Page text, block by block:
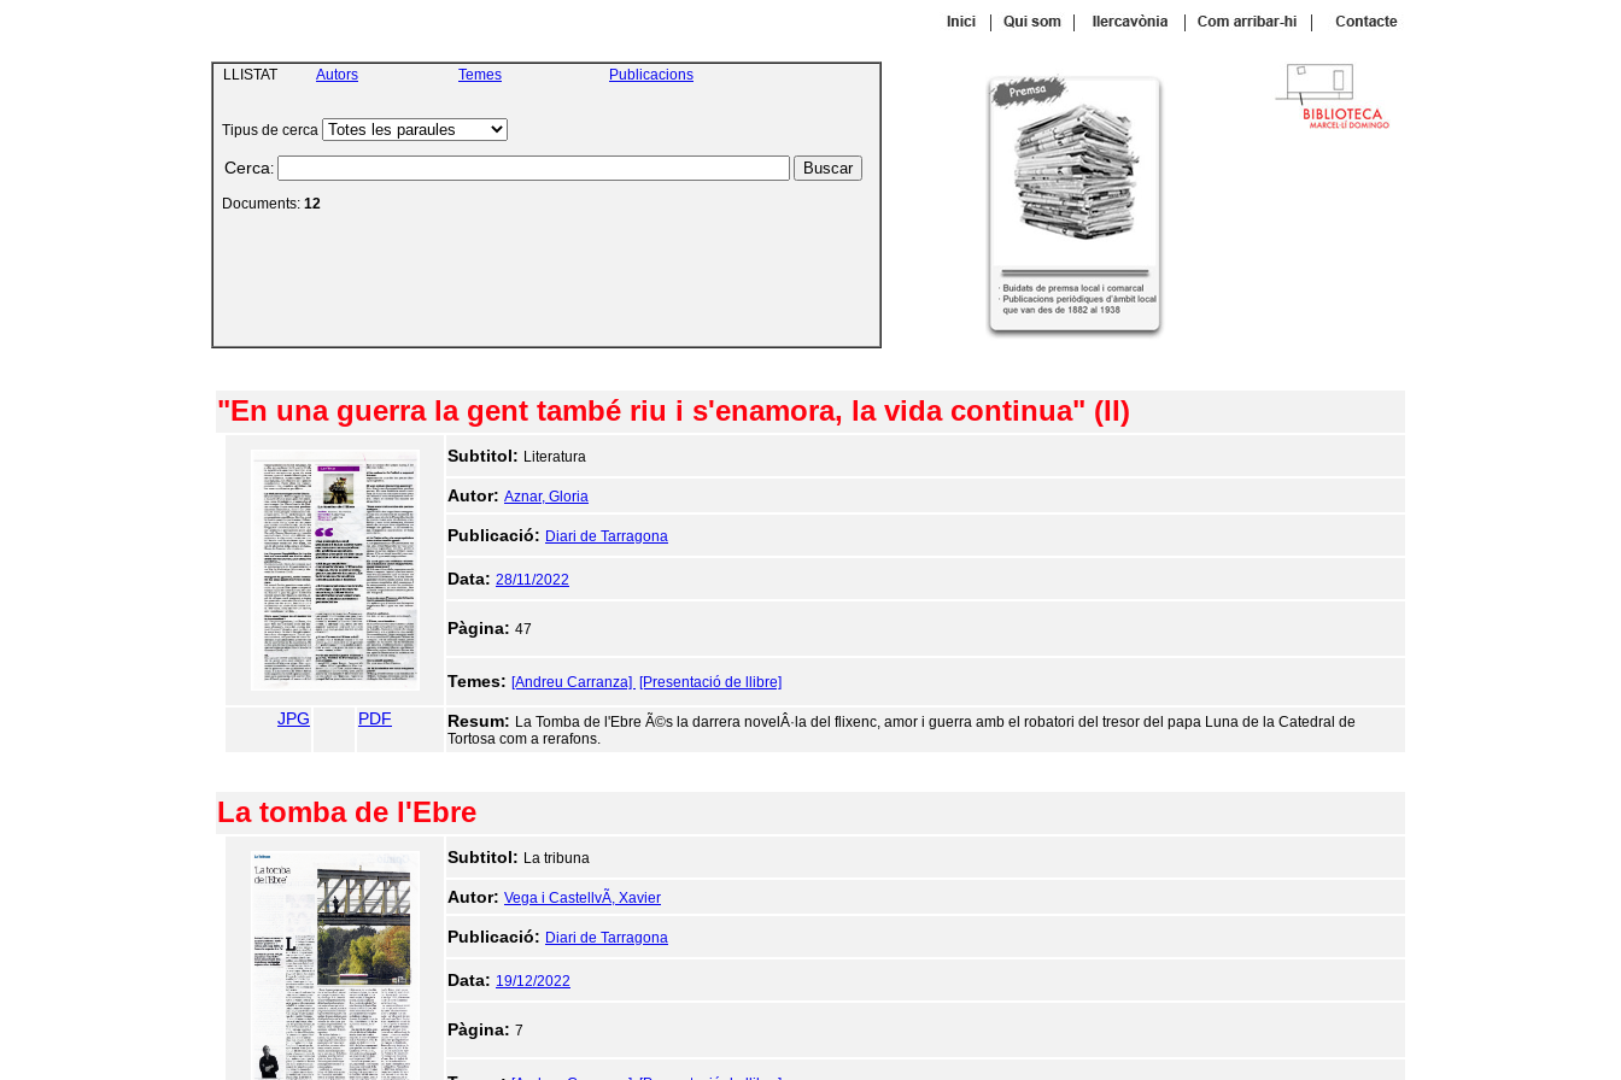
| | | |
LLISTAT Autors Temes Publicacions
Tipus de cerca
Cerca:
Documents: 12
"En una guerra la gent també riu i s'enamora, la vida continua" (II)
Subtitol: Literatura
Autor: Aznar, Gloria
Publicació: Diari de Tarragona
Data: 28/11/2022
Pàgina: 47
Temes: [Andreu Carranza] [Presentació de llibre]
JPG PDF Resum: La Tomba de l'Ebre Ã©s la darrera novelÂ·la del flixenc, amor i guerra amb el robatori del tresor del papa Luna de la Catedral de
Tortosa com a rerafons.
La tomba de l'Ebre
Subtitol: La tribuna
Autor: Vega i CastellvÃ­, Xavier
Publicació: Diari de Tarragona
Data: 19/12/2022
Pàgina: 7